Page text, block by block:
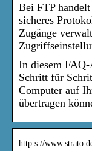
Bei FTP
sicheres
Zugänge
In diesem
Schritt für
Computer auf
übertragen
http s://